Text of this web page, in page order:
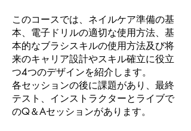
このコースでは、ネイルケア準備の基
本、電子ドリルの適切な使用方法、基
本的なブラシスキルの使用方法及び将
来のキャリア設計やスキル確立に役立
つ4つのデザインを紹介します。
各セッションの後に課題があり、最終
テスト、インストラクターとライブで
のQ＆Aセッションがあります。